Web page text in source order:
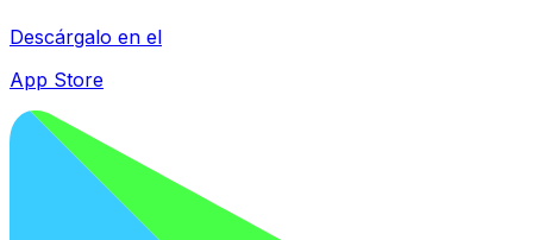
Descárgalo en el
App Store